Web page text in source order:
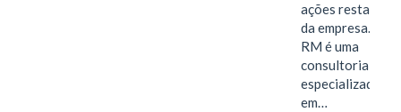
ações restantes
da empresa. A S-
RM é uma
consultoria
especializada
em…